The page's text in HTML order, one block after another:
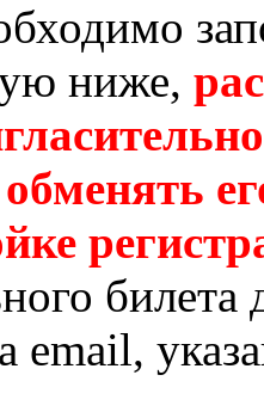
ниже,
билета
email,